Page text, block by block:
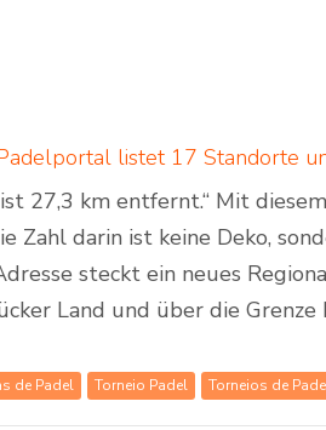
27,3 km entfernt.“ Mit
Zahl darin ist keine Deko,
steckt ein neues
Land und über die
de Padel Torneio Padel Torneios de